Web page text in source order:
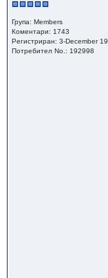
Група: Members
Коментари: 1743
Регистриран: 3-December 19
Потребител No.: 192998